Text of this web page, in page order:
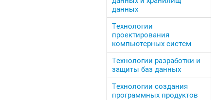
данных
Технологии
проектирования
компьютерных систем
Технологии разработки и
защиты баз данных
Технологии создания
программных продуктов